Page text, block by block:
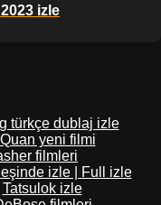
izle
türkçe dublaj izle
yeni filmi
filmleri
izle | Full izle
Tatsulok izle